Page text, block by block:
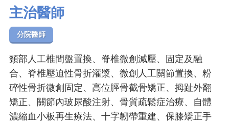
主治醫師
分院醫師
頸部人工椎間盤置換、脊椎微創減壓、固定及融
合、脊椎壓迫性骨折灌漿、微創人工關節置換、粉
碎性骨折微創固定、高位脛骨截骨矯正、拇趾外翻
矯正、關節內玻尿酸注射、骨質疏鬆症治療、自體
濃縮血小板再生療法、十字韌帶重建、保膝矯正手